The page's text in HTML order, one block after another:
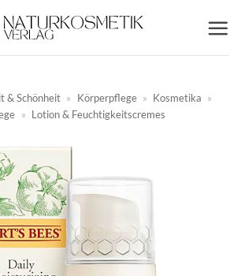
& Schönheit » Körperpflege » Kosmetika »
» Lotion & Feuchtigkeitscremes